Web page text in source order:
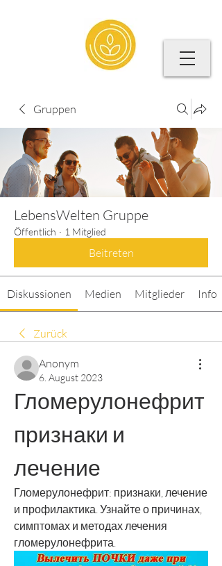
Gruppen
LebensWelten Gruppe
Öffentlich · 1 Mitglied
Beitreten
Diskussionen Medien Mitglieder Info
Zurück
Anonym
6. August 2023
Гломерулонефрит
признаки и
лечение
Гломерулонефрит: признаки, лечение
и профилактика. Узнайте о причинах,
симптомах и методах лечения
гломерулонефрита.